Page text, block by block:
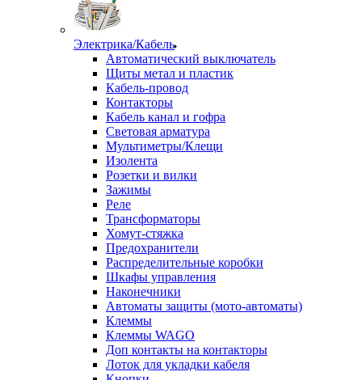
Электрика/Кабель
Автоматический выключатель
Щиты метал и пластик
Кабель-провод
Контакторы
Кабель канал и гофра
Световая арматура
Мультиметры/Клещи
Изолента
Розетки и вилки
Зажимы
Реле
Трансформаторы
Хомут-стяжка
Предохранители
Распределительные коробки
Шкафы управления
Наконечники
Автоматы защиты (мото-автоматы)
Клеммы
Клеммы WAGO
Доп контакты на контакторы
Лоток для укладки кабеля